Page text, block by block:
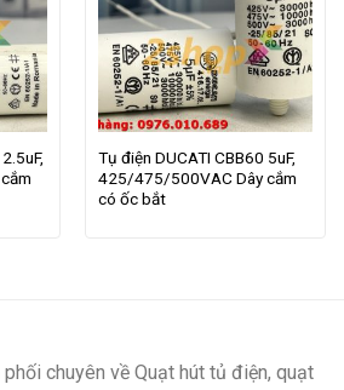
Tụ điện DUCATI CBB60 5uF,
425/475/500VAC Dây cắm
có ốc bắt
phối chuyên về Quạt hút tủ điện, quạt